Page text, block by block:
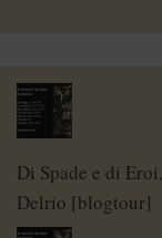
Di Spade e di
Delrio [blogtour]